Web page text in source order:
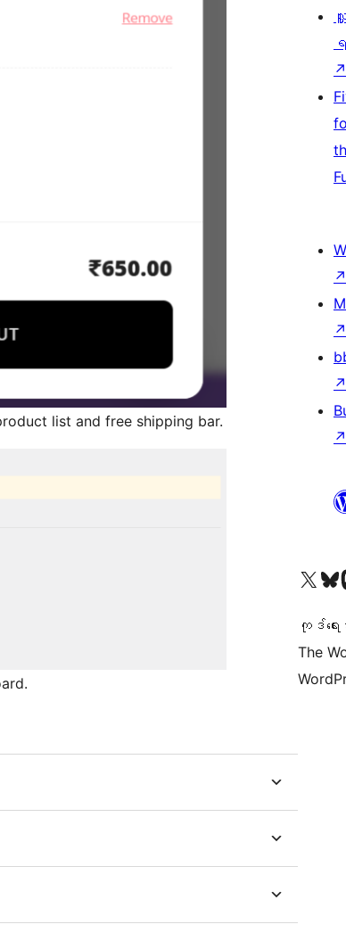
list and free shipping bar.
↗
↗
↗
↗
↗
ကျွန်ုပ်တို့၏ X (ယခင် Twitter) အကောင့်သို့ သွားရောက်ကြည့်ရှုပါကျွန်ုပ်တို့၏ Bluesky အကကျွန်ုပ်တို့
ကုဒ်ရေ
The